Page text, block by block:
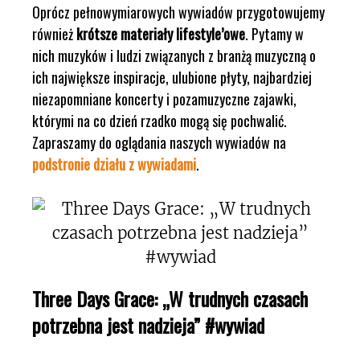
Oprócz pełnowymiarowych wywiadów przygotowujemy
równieżkrótsze materiały lifestyle’owe. Pytamy w
nich muzyków i ludzi związanych z branżą muzyczną o
ich największe inspiracje, ulubione płyty, najbardziej
niezapomniane koncerty i pozamuzyczne zajawki,
którymi na co dzień rzadko mogą się pochwalić.
Zapraszamy do oglądania naszych wywiadów na
podstronie działu z wywiadami.
Three Days Grace: „W trudnych czasach
potrzebna jest nadzieja” #wywiad